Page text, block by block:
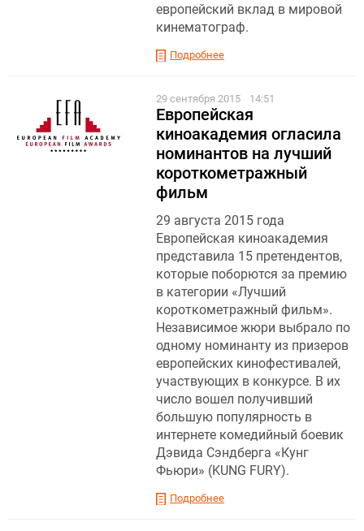
европейский вклад в мировой
кинематограф.
Подробнее
29 сентября 2015 14:51
Европейская
киноакадемия огласила
номинантов на лучший
короткометражный
фильм
29 августа 2015 года
Европейская киноакадемия
представила 15 претендентов,
которые поборются за премию
в категории «Лучший
короткометражный фильм».
Независимое жюри выбрало по
одному номинанту из призеров
европейских кинофестивалей,
участвующих в конкурсе. В их
число вошел получивший
большую популярность в
интернете комедийный боевик
Дэвида Сэндберга «Кунг
Фьюри» (KUNG FURY).
Подробнее